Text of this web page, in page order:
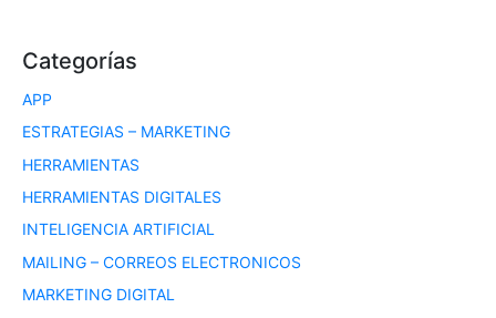
Categorías
APP
ESTRATEGIAS – MARKETING
HERRAMIENTAS
HERRAMIENTAS DIGITALES
INTELIGENCIA ARTIFICIAL
MAILING – CORREOS ELECTRONICOS
MARKETING DIGITAL